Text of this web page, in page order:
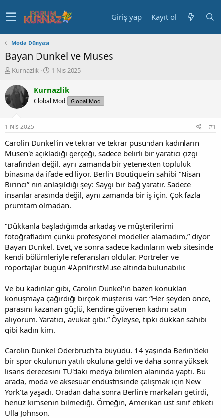
Giriş yap Kayıt ol
Moda Dünyası
Bayan Dunkel ve Muses
K
n
u
y
b
a
ş
a
t
a
n
Kurnazlik
B
ş
a
ç
a
r
i
h
i
1 Nis 2025
Kurnazlik
Global Mod Global Mod
1 Nis 2025 #1
Carolin Dunkel'in ve tekrar ve tekrar pusundan kadınların
Musen'e açıkladığı gerçeği, sadece belirli bir yaratıcı çizgi
tarafından değil, aynı zamanda bir yetenekten topluluk
binasına da ifade ediliyor. Berlin Boutique'in sahibi “Nisan
Birinci” nin anlaşıldığı şey: Saygı bir bağ yaratır. Sadece
insanlar arasında değil, aynı zamanda bir iş için. Çok fazla
prumtam olmadan.
“Dükkanla başladığımda arkadaş ve müşterilerimi
fotoğrafladım çünkü profesyonel modeller alamadım,” diyor
Bayan Dunkel. Evet, ve sonra sadece kadınların web sitesinde
kendi bölümleriyle referansları oldular. Portreler ve
röportajlar bugün #AprilfirstMuse altında bulunabilir.
Ve bu kadınlar gibi, Carolin Dunkel'in bazen konukları
konuşmaya çağırdığı birçok müşterisi var: “Her şeyden önce,
parasını kazanan güçlü, kendine güvenen kadını satın
alıyorum. Yaratıcı, avukat gibi.” Öyleyse, tıpkı dükkan sahibi
gibi kadın kim.
Carolin Dunkel Oderbruch'ta büyüdü. 14 yaşında Berlin'deki
bir spor okulunun yatılı okuluna geldi ve daha sonra yüksek
lisans derecesini TU'daki medya bilimleri alanında yaptı. Bu
arada, moda ve aksesuar endüstrisinde çalışmak için New
York'ta yaşadı. Oradan daha sonra Berlin'e markaları getirdi,
henüz kimsenin bilmediği. Örneğin, Amerikan üst sınıf etiketi
Ulla Johnson.